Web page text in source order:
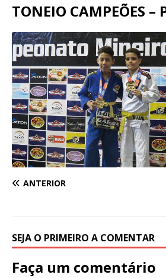
TONEIO CAMPEÕES –
ANTERIOR
SEJA O PRIMEIRO A COMENTAR
Faça um comentário